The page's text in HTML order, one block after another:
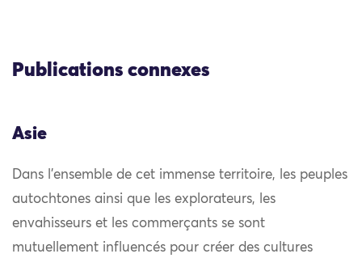
Publications connexes
Asie
Dans l’ensemble de cet immense territoire, les peuples
autochtones ainsi que les explorateurs, les
envahisseurs et les commerçants se sont
mutuellement influencés pour créer des cultures